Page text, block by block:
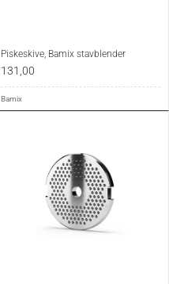
Piskeskive, Bamix stavblender
131,00
Bamix